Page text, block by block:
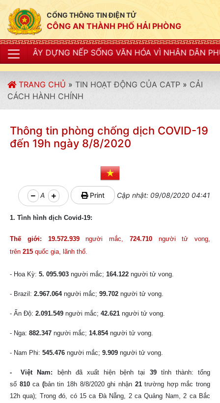
CỔNG THÔNG TIN ĐIỆN TỬ
CÔNG AN THÀNH PHỐ HẢI PHÒNG
SỐNG VĂN HÓA VÌ NHÂN DÂN PHỤC VỤ"
TRANG CHỦ » TIN HOẠT ĐỘNG CỦA CATP » CẢI
CÁCH HÀNH CHÍNH
Thông tin phòng chống dịch COVID-19
đến 19h ngày 8/8/2020
A Print Cập nhật: 09/08/2020 04:41
1. Tình hình dịch Covid-19:
Thế giới: 19.572.939người mắc, 724.710 người tử vong,
trên 215 quốc gia, lãnh thổ.
- Hoa Kỳ: 5. 095.903 người mắc; 164.122 người tử vong.
- Brazil: 2.967.064người mắc; 99.702 người tử vong.
- Ấn Độ: 2.091.549 người mắc; 42.621 người tử vong.
- Nga: 882.347 người mắc; 14.854 người tử vong.
- Nam Phi: 545.476 người mắc; 9.909 người tử vong.
- Việt Nam: bệnh đã xuất hiện bệnh tại 39tỉnh thành:
tổng
số 810 ca(bản tin 18h 8/8/2020 ghi nhận21trường hợp mắc trong
12h qua); Trong đó, có 15 ca Đà Nẵng, 2 ca Quảng Nam, 2 ca Bắc